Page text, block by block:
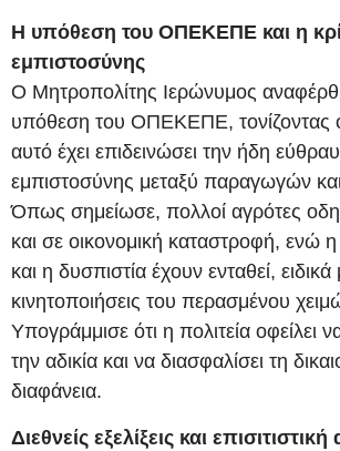
Η υπόθεση του ΟΠΕΚΕΠΕ και η
εμπιστοσύνης
Ο Μητροπολίτης Ιερώνυμος
υπόθεση του ΟΠΕΚΕΠΕ, τονίζοντας
αυτό έχει επιδεινώσει την ήδη
εμπιστοσύνης μεταξύ παραγωγών και
Όπως σημείωσε, πολλοί αγρότες
και σε οικονομική καταστροφή, ενώ
και η δυσπιστία έχουν ενταθεί, ειδικά
κινητοποιήσεις του περασμένου
Υπογράμμισε ότι η πολιτεία οφείλει
την αδικία και να διασφαλίσει τη
διαφάνεια.
Διεθνείς εξελίξεις και